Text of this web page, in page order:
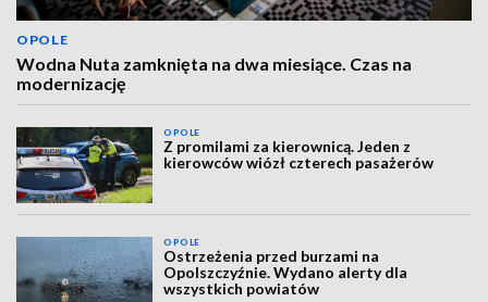
OPOLE
Wodna Nuta zamknięta na dwa miesiące. Czas na
modernizację
OPOLE
Z promilami za kierownicą. Jeden z
kierowców wiózł czterech pasażerów
OPOLE
Ostrzeżenia przed burzami na
Opolszczyźnie. Wydano alerty dla
wszystkich powiatów